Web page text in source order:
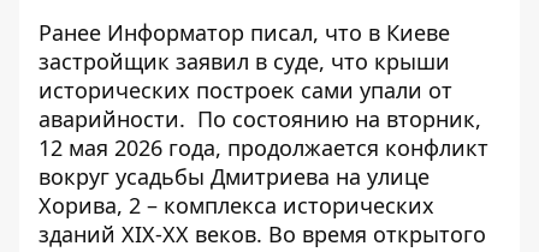
Ранее Информатор писал, что в Киеве
застройщик заявил в суде, что крыши
исторических построек сами упали от
аварийности. По состоянию на вторник,
12 мая 2026 года, продолжается конфликт
вокруг усадьбы Дмитриева на улице
Хорива, 2 – комплекса исторических
зданий XIX-XX веков. Во время открытого